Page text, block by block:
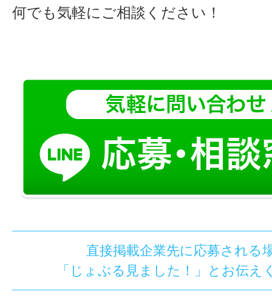
何でも気軽にご相談ください！
直接掲載企業先に応募される
「じょぶる見ました！」とお伝え